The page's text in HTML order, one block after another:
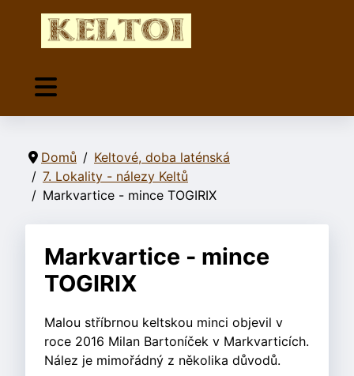
Domů
Keltové, doba laténská
7. Lokality - nálezy Keltů
Markvartice - mince TOGIRIX
Markvartice - mince
TOGIRIX
Malou stříbrnou keltskou minci objevil v
roce 2016 Milan Bartoníček v Markvarticích.
Nález je mimořádný z několika důvodů.